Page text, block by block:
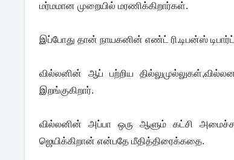
மர்மமான முறையில் மரணிக்கிறார்கள்.
இப்போது தான் நாயகனின் எண்ட் ரி.டிபன்ஸ்
வில்லனின் ஆப் பற்றிய
இறங்குகிறார்.
வில்லனின் அப்பா ஒரு ஆளும் கட்சி
ஜெயிக்கிறான் என்பதே மீதித்திரைக்கதை.